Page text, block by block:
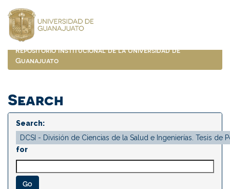
navigation
Repositorio Institucional de la Universidad de
Guanajuato
Search
Search:
for